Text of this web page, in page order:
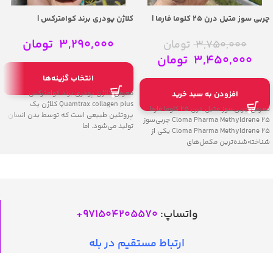
چربی سوز متیل درن 25 کلوما فارما |
3,750,000 تومان
3,450,000 تومان
افزودن به سبد خرید
معرفی چربی‌سوز متیل درن 25 کلوما فارما
Cloma Pharma Methyldrene 25 چربی‌سوز
Cloma Pharma Methyldrene 25 یکی از
شناخته‌شده‌ترین مکمل‌های
کلاژن پودری برند کوامترکس |
3,290,000 تومان
انتخاب گزینه‌ها
معرفی کلاژن پودری برند کوامترکس
Quamtrax collagen plus کلاژن یک
پروتئین طبیعی است که توسط بدن انسان
تولید می‌شود. اما
واتساپ: 971504205570
+
ارتباط مستقیم در بله